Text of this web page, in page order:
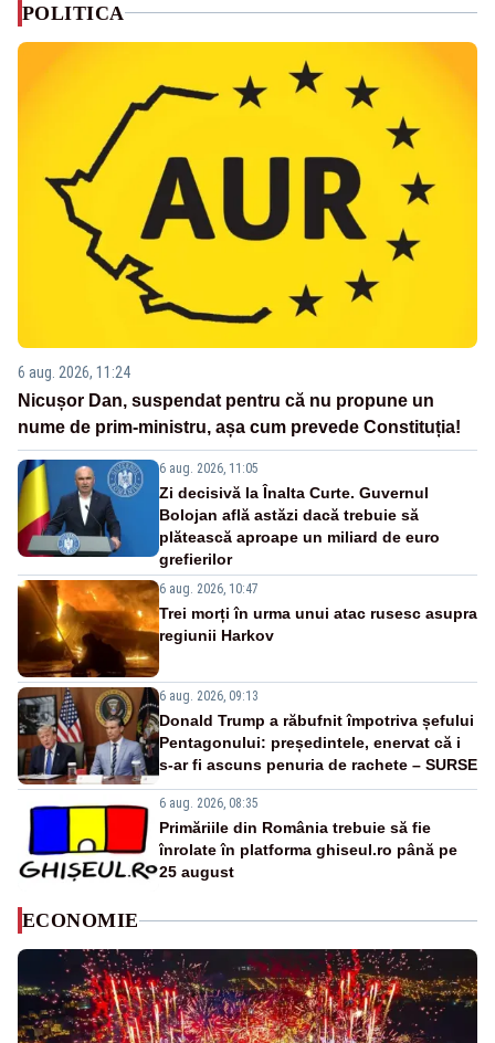
POLITICA
6 aug. 2026, 11:24
Nicușor Dan, suspendat pentru că nu propune un
nume de prim-ministru, așa cum prevede Constituția!
6 aug. 2026, 11:05
Zi decisivă la Înalta Curte. Guvernul
Bolojan află astăzi dacă trebuie să
plătească aproape un miliard de euro
grefierilor
6 aug. 2026, 10:47
Trei morți în urma unui atac rusesc asupra
regiunii Harkov
6 aug. 2026, 09:13
Donald Trump a răbufnit împotriva șefului
Pentagonului: președintele, enervat că i
s-ar fi ascuns penuria de rachete – SURSE
6 aug. 2026, 08:35
Primăriile din România trebuie să fie
înrolate în platforma ghiseul.ro până pe
25 august
ECONOMIE